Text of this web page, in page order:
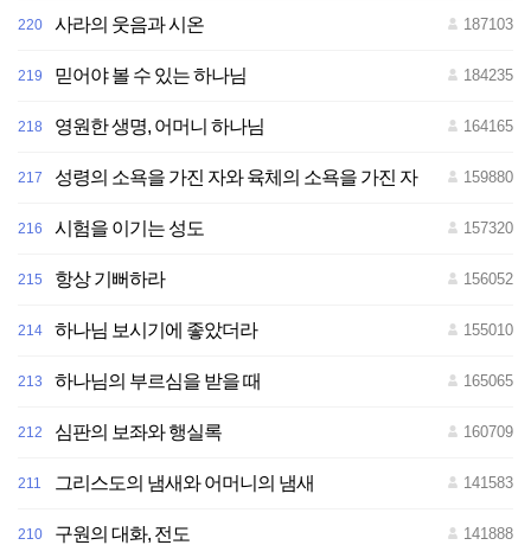
220 사라의 웃음과 시온 187103
219 믿어야 볼 수 있는 하나님 184235
218 영원한 생명, 어머니 하나님 164165
217 성령의 소욕을 가진 자와 육체의 소욕을 가진 자 159880
216 시험을 이기는 성도 157320
215 항상 기뻐하라 156052
214 하나님 보시기에 좋았더라 155010
213 하나님의 부르심을 받을 때 165065
212 심판의 보좌와 행실록 160709
211 그리스도의 냄새와 어머니의 냄새 141583
210 구원의 대화, 전도 141888